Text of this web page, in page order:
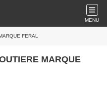
MENU
FERAL
MARQUE